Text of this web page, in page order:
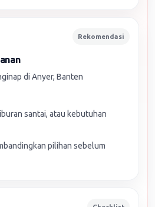
Rekomendasi
di Anyer, Banten
santai, atau kebutuhan
pilihan sebelum